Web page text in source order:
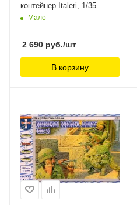
контейнер Italeri, 1/35
Мало
2 690 руб./шт
В корзину